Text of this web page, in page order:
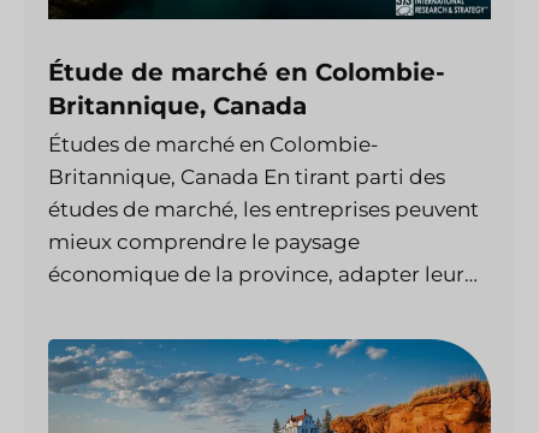
Étude de marché en Colombie-
Britannique, Canada
Études de marché en Colombie-
Britannique, Canada En tirant parti des
études de marché, les entreprises peuvent
mieux comprendre le paysage
économique de la province, adapter leur…